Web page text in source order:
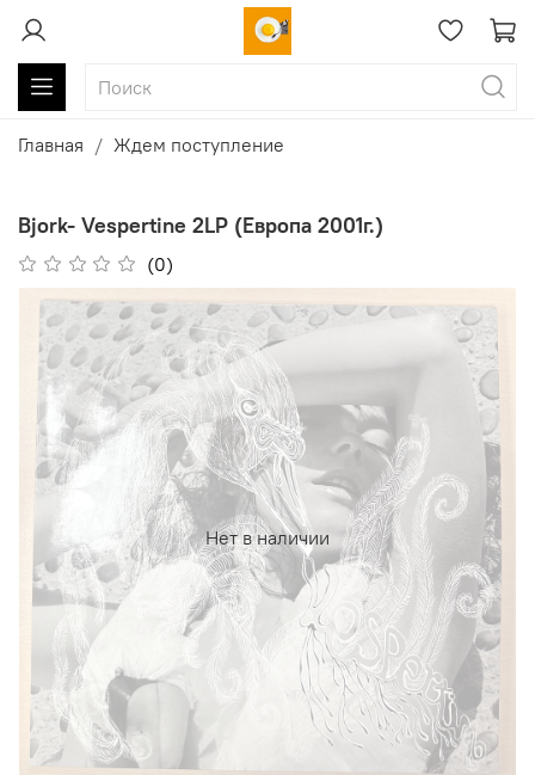
Главная Ждем поступление
Bjork- Vespertine 2LP (Европа 2001г.)
(0)
Нет в наличии